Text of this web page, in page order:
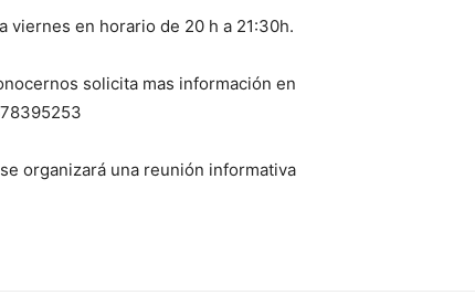
viernes en horario de 20 h a 21:30h.
solicita mas información en
organizará una reunión informativa